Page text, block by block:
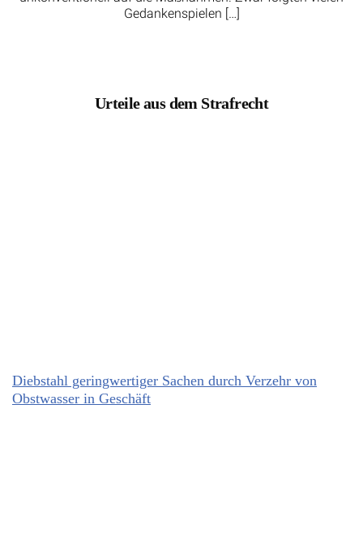
Gedankenspielen […]
Urteile aus dem Strafrecht
Diebstahl geringwertiger Sachen durch Verzehr von
Obstwasser in Geschäft